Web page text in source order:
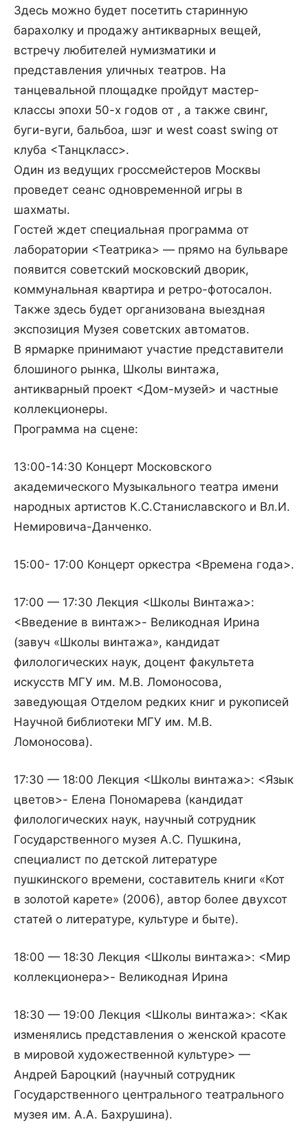
Здесь можно будет посетить старинную
барахолку и продажу антикварных вещей,
встречу любителей нумизматики и
представления уличных театров. На
танцевальной площадке пройдут мастер-
классы эпохи 50-х годов от , а также свинг,
буги-вуги, бальбоа, шэг и west coast swing от
клуба <Танцкласс>.
Один из ведущих гроссмейстеров Москвы
проведет сеанс одновременной игры в
шахматы.
Гостей ждет специальная программа от
лаборатории <Театрика> — прямо на бульваре
появится советский московский дворик,
коммунальная квартира и ретро-фотосалон.
Также здесь будет организована выездная
экспозиция Музея советских автоматов.
В ярмарке принимают участие представители
блошиного рынка, Школы винтажа,
антикварный проект <Дом-музей> и частные
коллекционеры.
Программа на сцене:
13:00-14:30 Концерт Московского
академического Музыкального театра имени
народных артистов К.С.Станиславского и Вл.И.
Немировича-Данченко.
15:00- 17:00 Концерт оркестра <Времена года>.
17:00 — 17:30 Лекция <Школы Винтажа>:
<Введение в винтаж>- Великодная Ирина
(завуч «Школы винтажа», кандидат
филологических наук, доцент факультета
искусств МГУ им. М.В. Ломоносова,
заведующая Отделом редких книг и рукописей
Научной библиотеки МГУ им. М.В.
Ломоносова).
17:30 — 18:00 Лекция <Школы винтажа>: <Язык
цветов>- Елена Пономарева (кандидат
филологических наук, научный сотрудник
Государственного музея А.С. Пушкина,
специалист по детской литературе
пушкинского времени, составитель книги «Кот
в золотой карете» (2006), автор более двухсот
статей о литературе, культуре и быте).
18:00 — 18:30 Лекция <Школы винтажа>: <Мир
коллекционера>- Великодная Ирина
18:30 — 19:00 Лекция <Школы винтажа>: <Как
изменялись представления о женской красоте
в мировой художественной культуре> —
Андрей Бароцкий (научный сотрудник
Государственного центрального театрального
музея им. А.А. Бахрушина).